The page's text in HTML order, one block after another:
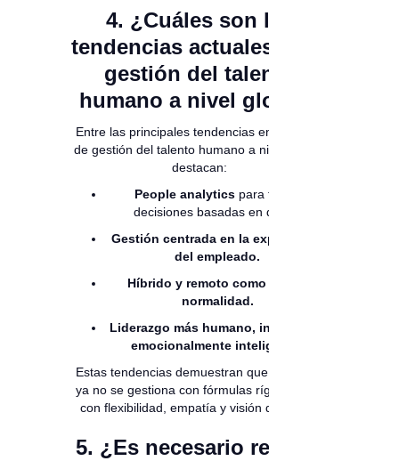
4. ¿Cuáles son las
tendencias actuales en la
gestión del talento
humano a nivel global?
Entre las principales tendencias en modelos
de gestión del talento humano a nivel global,
destacan:
People analyticspara tomar
decisiones basadas en datos.
Gestión centrada en la experiencia
del empleado.
Híbrido y remoto como nueva
normalidad.
Liderazgo más humano, inclusivo y
emocionalmente inteligente.
Estas tendencias demuestran que el talento
ya no se gestiona con fórmulas rígidas, sino
con flexibilidad, empatía y visión de futuro.
5. ¿Es necesario realizar